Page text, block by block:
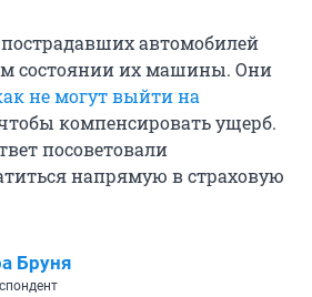
автомобилей
состоянии их машины. Они
не могут выйти на
компенсировать ущерб.
посоветовали
напрямую в страховую
Бруня